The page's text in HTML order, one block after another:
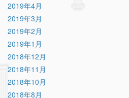
2019年4月
2019年3月
2019年2月
2019年1月
2018年12月
2018年11月
2018年10月
2018年8月